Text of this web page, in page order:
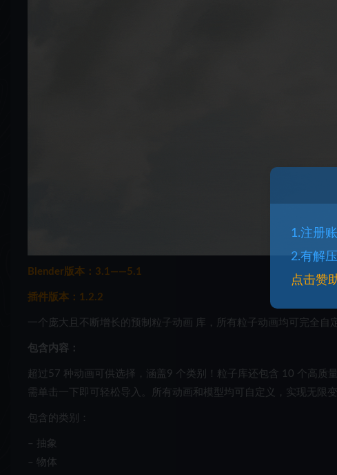
Blender版本：3.1——5.1
插件版本：1.2.2
一个庞大且不断增长的预制 粒子动画 库，所有粒子动画 均可完全自
包含内容：
超过 57 种动画 可供选择，涵盖 9 个类别
！粒子库还包含 10 个高质
需 单击一下即可轻松导入。所有动画和模型均可自定义，实现无限变
包含的类别：
– 抽象
– 物体
1.注册
2.有解
点击赞